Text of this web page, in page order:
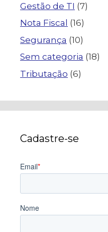
Gestão de TI (7)
Nota Fiscal (16)
Segurança (10)
Sem categoria (18)
Tributação (6)
Cadastre-se